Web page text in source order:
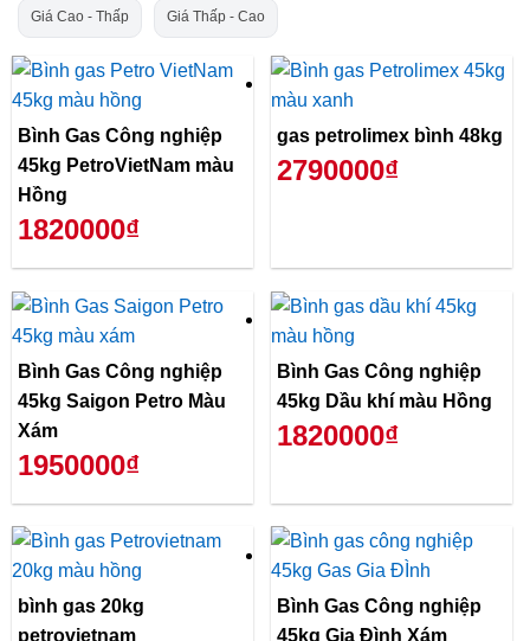
Giá Cao - Thấp Giá Thấp - Cao
Bình Gas Công nghiệp
45kg PetroVietNam màu
Hồng
1820000₫
gas petrolimex bình 48kg
2790000₫
Bình Gas Công nghiệp
45kg Saigon Petro Màu
Xám
1950000₫
Bình Gas Công nghiệp
45kg Dầu khí màu Hồng
1820000₫
bình gas 20kg
petrovietnam
Bình Gas Công nghiệp
45kg Gia Đình Xám